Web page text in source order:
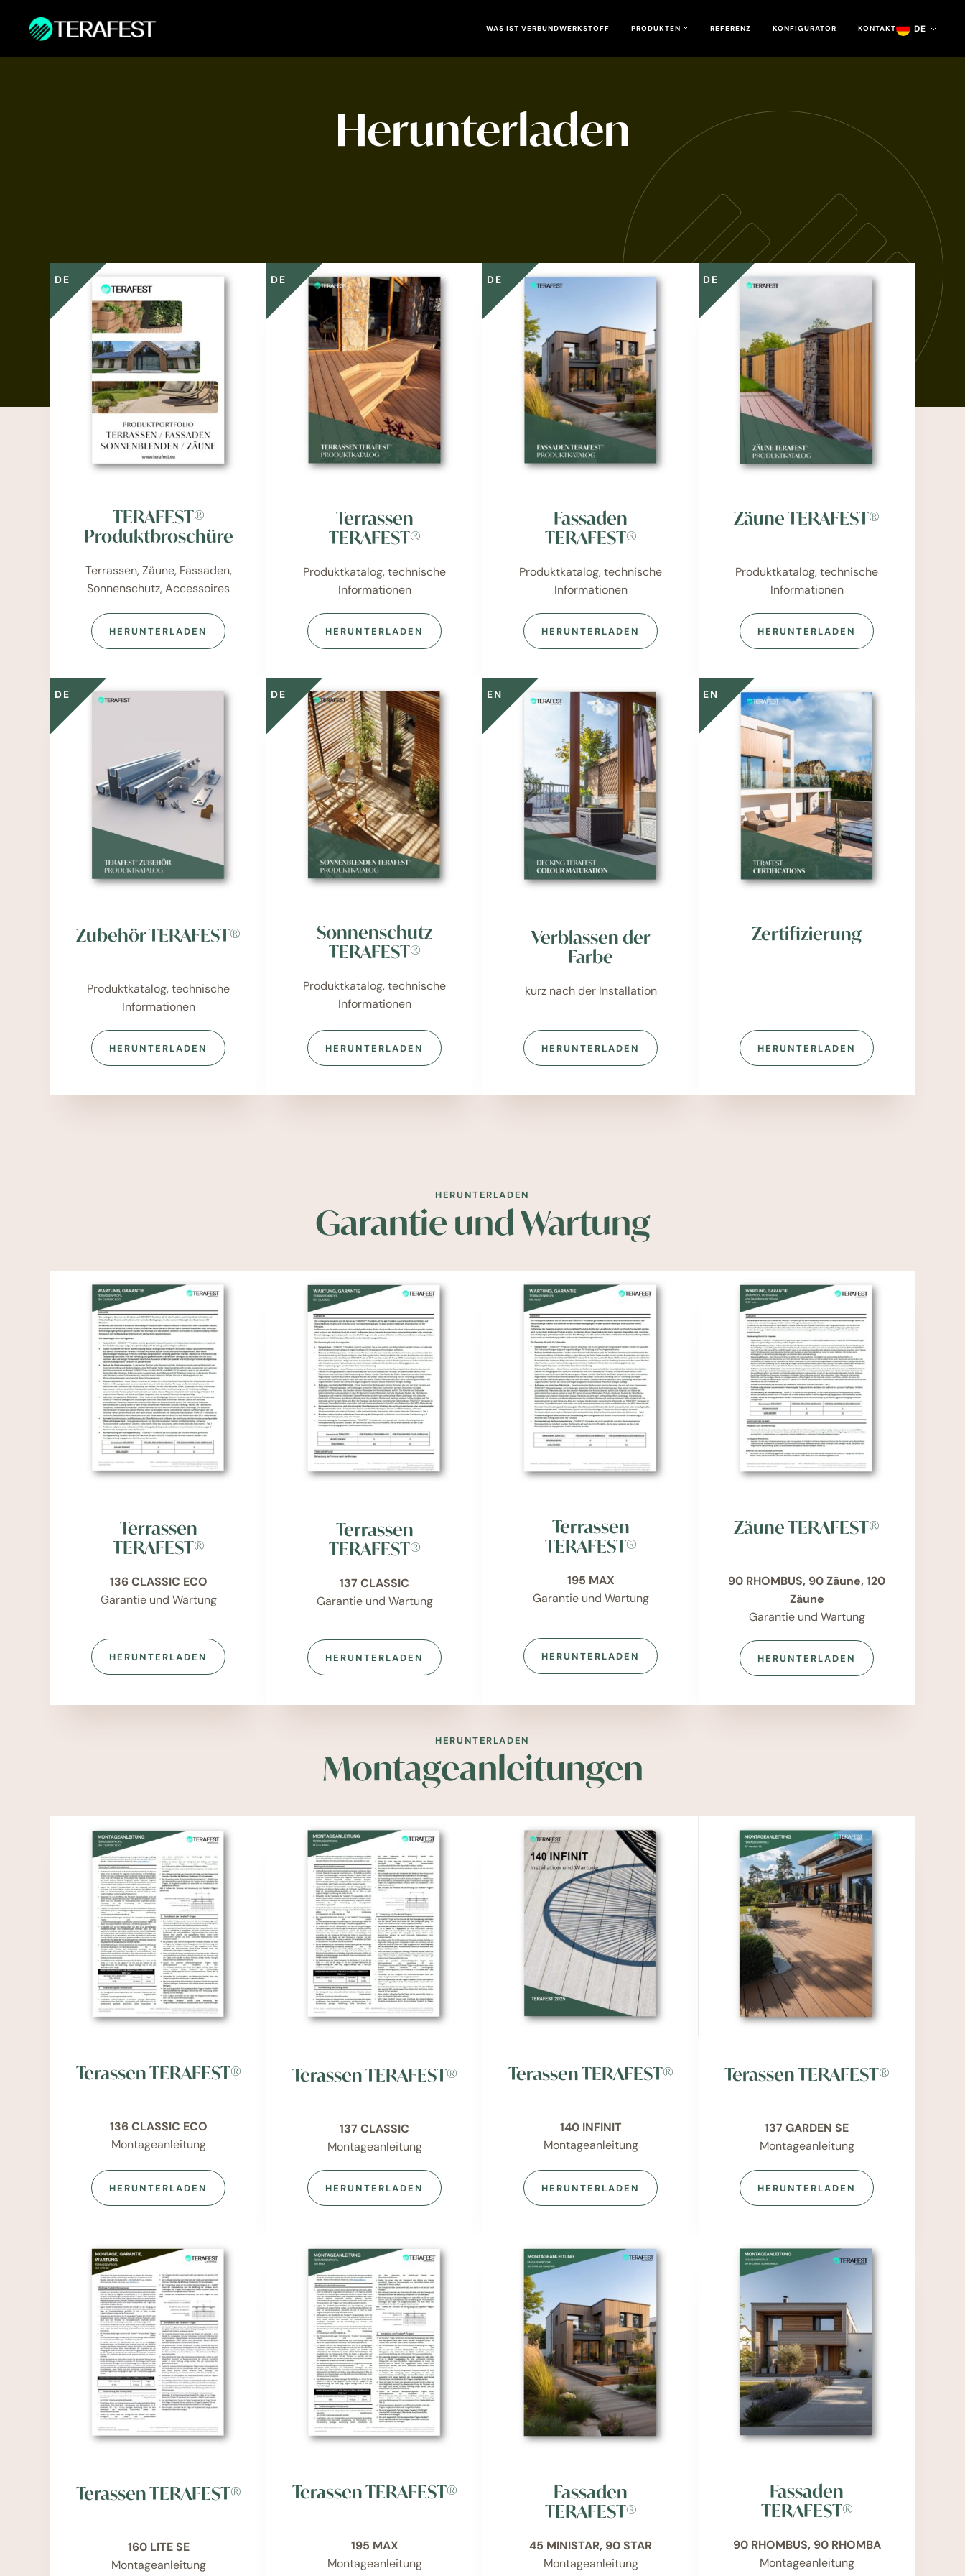
WAS IST VERBUNDWERKSTOFF PRODUKTEN REFERENZ KONFIGURATOR KONTAKT DE
Herunterladen
DE
TERAFEST®
Produktbroschüre
Terrassen, Zäune, Fassaden,
Sonnenschutz, Accessoires
HERUNTERLADEN
DE
Terrassen
TERAFEST®
Produktkatalog, technische
Informationen
HERUNTERLADEN
DE
Fassaden
TERAFEST®
Produktkatalog, technische
Informationen
HERUNTERLADEN
DE
Zäune TERAFEST®
Produktkatalog, technische
Informationen
HERUNTERLADEN
DE
Zubehör TERAFEST®
Produktkatalog, technische
Informationen
HERUNTERLADEN
DE
Sonnenschutz
TERAFEST®
Produktkatalog, technische
Informationen
HERUNTERLADEN
EN
Verblassen der
Farbe
kurz nach der Installation
HERUNTERLADEN
EN
Zertifizierung
HERUNTERLADEN
HERUNTERLADEN
Garantie und Wartung
Terrassen
TERAFEST®
136 CLASSIC ECO
Garantie und Wartung
HERUNTERLADEN
Terrassen
TERAFEST®
137 CLASSIC
Garantie und Wartung
HERUNTERLADEN
Terrassen
TERAFEST®
195 MAX
Garantie und Wartung
HERUNTERLADEN
Zäune TERAFEST®
90 RHOMBUS, 90 Zäune, 120
Zäune
Garantie und Wartung
HERUNTERLADEN
HERUNTERLADEN
Montageanleitungen
Terassen TERAFEST®
136 CLASSIC ECO
Montageanleitung
HERUNTERLADEN
Terassen TERAFEST®
137 CLASSIC
Montageanleitung
HERUNTERLADEN
Terassen TERAFEST®
140 INFINIT
Montageanleitung
HERUNTERLADEN
Terassen TERAFEST®
137 GARDEN SE
Montageanleitung
HERUNTERLADEN
Terassen TERAFEST®
160 LITE SE
Montageanleitung
Terassen TERAFEST®
195 MAX
Montageanleitung
Fassaden
TERAFEST®
45 MINISTAR, 90 STAR
Montageanleitung
Fassaden
TERAFEST®
90 RHOMBUS, 90 RHOMBA
Montageanleitung